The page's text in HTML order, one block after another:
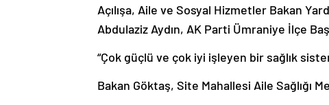
Açılışa, Aile ve Sosyal Hizmetler Bakan
Abdulaziz Aydın, AK Parti Ümraniye İlçe
“Çok güçlü ve çok iyi işleyen bir sağlık
Bakan Göktaş, Site Mahallesi Aile Sağlığı